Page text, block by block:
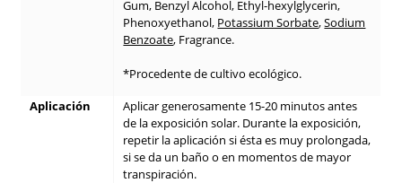
Gum, Benzyl Alcohol, Ethyl-hexylglycerin,
Phenoxyethanol, Potassium Sorbate,Sodium
Benzoate, Fragrance.
*Procedente de cultivo ecológico.
Aplicación
Aplicar generosamente 15-20 minutos antes
de la exposición solar. Durante la exposición,
repetir la aplicación si ésta es muy prolongada,
si se da un baño o en momentos de mayor
transpiración.